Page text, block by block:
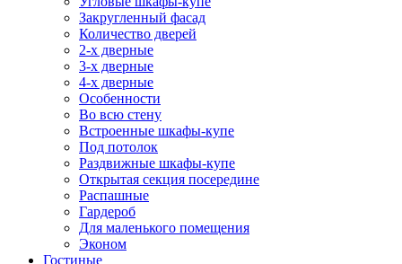
Закругленный фасад
Количество дверей
2-х дверные
3-х дверные
4-х дверные
Особенности
Во всю стену
Встроенные шкафы-купе
Под потолок
Раздвижные шкафы-купе
Открытая секция посередине
Распашные
Гардероб
Для маленького помещения
Эконом
Гостиные